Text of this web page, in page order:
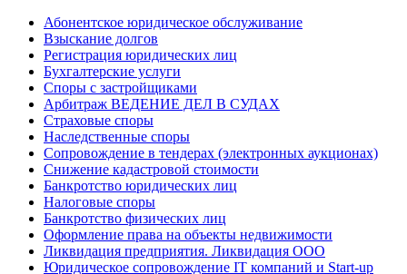
Абонентское юридическое обслуживание
Взыскание долгов
Регистрация юридических лиц
Бухгалтерские услуги
Споры с застройщиками
Арбитраж ВЕДЕНИЕ ДЕЛ В СУДАХ
Страховые споры
Наследственные споры
Сопровождение в тендерах (электронных аукционах)
Снижение кадастровой стоимости
Банкротство юридических лиц
Налоговые споры
Банкротство физических лиц
Оформление права на объекты недвижимости
Ликвидация предприятия. Ликвидация ООО
Юридическое сопровождение IT компаний и Start-up